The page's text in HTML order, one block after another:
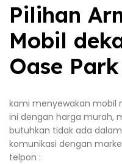
Pilihan
Mobil
Oase Park
kami menyewakan mobil
ini dengan harga murah,
butuhkan tidak ada
komunikasi dengan
telpon :